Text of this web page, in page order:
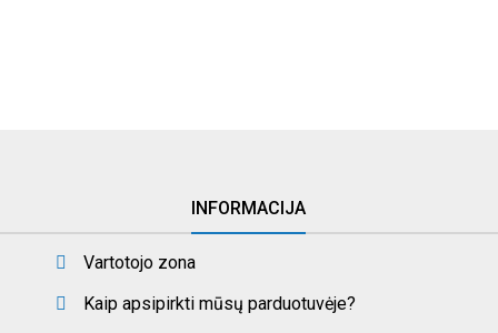
INFORMACIJA
Vartotojo zona
Kaip apsipirkti mūsų parduotuvėje?